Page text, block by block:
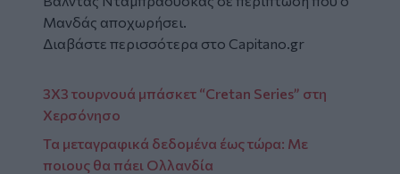
Μανδάς αποχωρήσει.
Διαβάστε περισσότερα στο Capitano.gr
3Χ3 τουρνουά μπάσκετ “Cretan Series” στη
Χερσόνησο
Τα μεταγραφικά δεδομένα έως τώρα: Με
ποιους θα πάει Ολλανδία